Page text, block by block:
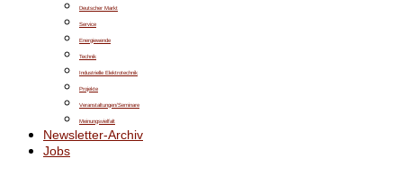
Deutscher Markt
Service
Energiewende
Technik
Industrielle Elektrotechnik
Projekte
Veranstaltungen/Seminare
Meinungsvielfalt
Newsletter-Archiv
Jobs